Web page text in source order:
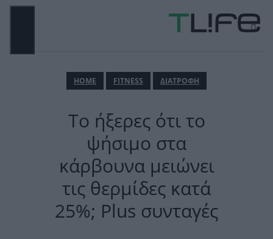
Μετάβαση
ΗΟΜΕ FITNESS ΔΙΑΤΡΟΦΗ
Το ήξερες ότι το
ψήσιμο στα
κάρβουνα μειώνει
τις θερμίδες κατά
25%; Plus συνταγές